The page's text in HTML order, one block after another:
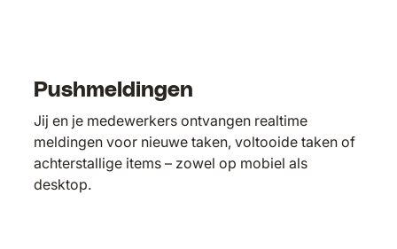
Pushmeldingen
Jij en je medewerkers ontvangen realtime
meldingen voor nieuwe taken, voltooide taken of
achterstallige items – zowel op mobiel als
desktop.